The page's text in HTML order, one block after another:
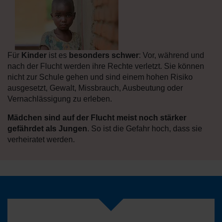
Für Kinder ist es besonders schwer: Vor, während und
nach der Flucht werden ihre Rechte verletzt. Sie können
nicht zur Schule gehen und sind einem hohen Risiko
ausgesetzt, Gewalt, Missbrauch, Ausbeutung oder
Vernachlässigung zu erleben.
Mädchen sind auf der Flucht meist noch stärker
gefährdet als Jungen. So ist die Gefahr hoch, dass sie
verheiratet werden.